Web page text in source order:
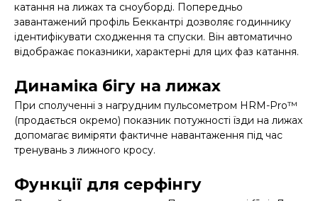
катання на лижах та сноуборді. Попередньо
завантажений профіль Беккантрі дозволяє годиннику
ідентифікувати сходження та спуски. Він автоматично
відображає показники, характерні для цих фаз катання.
Динаміка бігу на лижах
При сполученні з нагрудним пульсометром HRM-Pro™
(продається окремо) показник потужності їзди на лижах
допомагає виміряти фактичне навантаження під час
тренувань з лижного кросу.
Функції для серфінгу